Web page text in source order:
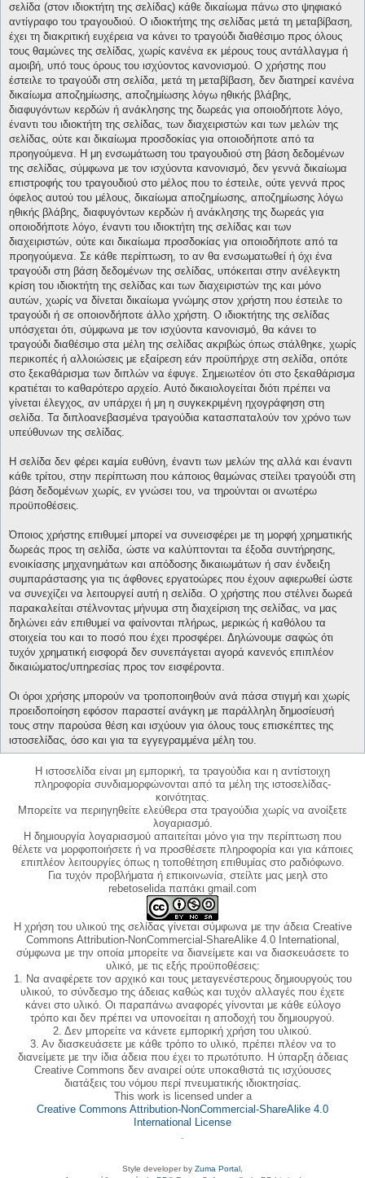
σελίδα (στον ιδιοκτήτη της σελίδας) κάθε δικαίωμα πάνω στο ψηφιακό
αντίγραφο του τραγουδιού. Ο ιδιοκτήτης της σελίδας μετά τη μεταβίβαση,
έχει τη διακριτική ευχέρεια να κάνει το τραγούδι διαθέσιμο προς όλους
τους θαμώνες της σελίδας, χωρίς κανένα εκ μέρους τους αντάλλαγμα ή
αμοιβή, υπό τους όρους του ισχύοντος κανονισμού. Ο χρήστης που
έστειλε το τραγούδι στη σελίδα, μετά τη μεταβίβαση, δεν διατηρεί κανένα
δικαίωμα αποζημίωσης, αποζημίωσης λόγω ηθικής βλάβης,
διαφυγόντων κερδών ή ανάκλησης της δωρεάς για οποιοδήποτε λόγο,
έναντι του ιδιοκτήτη της σελίδας, των διαχειριστών και των μελών της
σελίδας, ούτε και δικαίωμα προσδοκίας για οποιοδήποτε από τα
προηγούμενα. Η μη ενσωμάτωση του τραγουδιού στη βάση δεδομένων
της σελίδας, σύμφωνα με τον ισχύοντα κανονισμό, δεν γεννά δικαίωμα
επιστροφής του τραγουδιού στο μέλος που το έστειλε, ούτε γεννά προς
όφελος αυτού του μέλους, δικαίωμα αποζημίωσης, αποζημίωσης λόγω
ηθικής βλάβης, διαφυγόντων κερδών ή ανάκλησης της δωρεάς για
οποιοδήποτε λόγο, έναντι του ιδιοκτήτη της σελίδας και των
διαχειριστών, ούτε και δικαίωμα προσδοκίας για οποιοδήποτε από τα
προηγούμενα. Σε κάθε περίπτωση, το αν θα ενσωματωθεί ή όχι ένα
τραγούδι στη βάση δεδομένων της σελίδας, υπόκειται στην ανέλεγκτη
κρίση του ιδιοκτήτη της σελίδας και των διαχειριστών της και μόνο
αυτών, χωρίς να δίνεται δικαίωμα γνώμης στον χρήστη που έστειλε το
τραγούδι ή σε οποιονδήποτε άλλο χρήστη. Ο ιδιοκτήτης της σελίδας
υπόσχεται ότι, σύμφωνα με τον ισχύοντα κανονισμό, θα κάνει το
τραγούδι διαθέσιμο στα μέλη της σελίδας ακριβώς όπως στάλθηκε, χωρίς
περικοπές ή αλλοιώσεις με εξαίρεση εάν προϋπήρχε στη σελίδα, οπότε
στο ξεκαθάρισμα των διπλών να έφυγε. Σημειωτέον ότι στο ξεκαθάρισμα
κρατιέται το καθαρότερο αρχείο. Αυτό δικαιολογείται διότι πρέπει να
γίνεται έλεγχος, αν υπάρχει ή μη η συγκεκριμένη ηχογράφηση στη
σελίδα. Τα διπλοανεβασμένα τραγούδια κατασπαταλούν τον χρόνο των
υπεύθυνων της σελίδας.
Η σελίδα δεν φέρει καμία ευθύνη, έναντι των μελών της αλλά και έναντι
κάθε τρίτου, στην περίπτωση που κάποιος θαμώνας στείλει τραγούδι στη
βάση δεδομένων χωρίς, εν γνώσει του, να τηρούνται οι ανωτέρω
προϋποθέσεις.
Όποιος χρήστης επιθυμεί μπορεί να συνεισφέρει με τη μορφή χρηματικής
δωρεάς προς τη σελίδα, ώστε να καλύπτονται τα έξοδα συντήρησης,
ενοικίασης μηχανημάτων και απόδοσης δικαιωμάτων ή σαν ένδειξη
συμπαράστασης για τις άφθονες εργατοώρες που έχουν αφιερωθεί ώστε
να συνεχίζει να λειτουργεί αυτή η σελίδα. Ο χρήστης που στέλνει δωρεά
παρακαλείται στέλνοντας μήνυμα στη διαχείριση της σελίδας, να μας
δηλώνει εάν επιθυμεί να φαίνονται πλήρως, μερικώς ή καθόλου τα
στοιχεία του και το ποσό που έχει προσφέρει. Δηλώνουμε σαφώς ότι
τυχόν χρηματική εισφορά δεν συνεπάγεται αγορά κανενός επιπλέον
δικαιώματος/υπηρεσίας προς τον εισφέροντα.
Οι όροι χρήσης μπορούν να τροποποιηθούν ανά πάσα στιγμή και χωρίς
προειδοποίηση εφόσον παραστεί ανάγκη με παράλληλη δημοσίευσή
τους στην παρούσα θέση και ισχύουν για όλους τους επισκέπτες της
ιστοσελίδας, όσο και για τα εγγεγραμμένα μέλη του.
Η ιστοσελίδα είναι μη εμπορική, τα τραγούδια και η αντίστοιχη
πληροφορία συνδιαμορφώνονται από τα μέλη της ιστοσελίδας-
κοινότητας.
Μπορείτε να περιηγηθείτε ελεύθερα στα τραγούδια χωρίς να ανοίξετε
λογαριασμό.
Η δημιουργία λογαριασμού απαιτείται μόνο για την περίπτωση που
θέλετε να μορφοποιήσετε ή να προσθέσετε πληροφορία και για κάποιες
επιπλέον λειτουργίες όπως η τοποθέτηση επιθυμίας στο ραδιόφωνο.
Για τυχόν προβλήματα ή επικοινωνία, στείλτε μας μεηλ στο
rebetoselida παπάκι gmail.com
Η χρήση του υλικού της σελίδας γίνεται σύμφωνα με την άδεια Creative
Commons Attribution-NonCommercial-ShareAlike 4.0 International,
σύμφωνα με την οποία μπορείτε να διανείμετε και να διασκευάσετε το
υλικό, με τις εξής προϋποθέσεις:
1. Να αναφέρετε τον αρχικό και τους μεταγενέστερους δημιουργούς του
υλικού, το σύνδεσμο της άδειας καθώς και τυχόν αλλαγές που έχετε
κάνει στο υλικό. Οι παραπάνω αναφορές γίνονται με κάθε εύλογο
τρόπο και δεν πρέπει να υπονοείται η αποδοχή του δημιουργού.
2. Δεν μπορείτε να κάνετε εμπορική χρήση του υλικού.
3. Αν διασκευάσετε με κάθε τρόπο το υλικό, πρέπει πλέον να το
διανείμετε με την ίδια άδεια που έχει το πρωτότυπο. Η ύπαρξη άδειας
Creative Commons δεν αναιρεί ούτε υποκαθιστά τις ισχύουσες
διατάξεις του νόμου περί πνευματικής ιδιοκτησίας.
This work is licensed under a
Creative Commons Attribution-NonCommercial-ShareAlike 4.0
International License
.
Style developer by Zuma Portal